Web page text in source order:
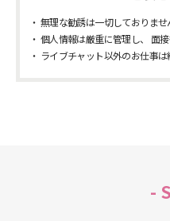
無理な勧誘は一切しておりませ
個人情報は厳重に管理し、 面
ライブチャット以外のお仕事
-